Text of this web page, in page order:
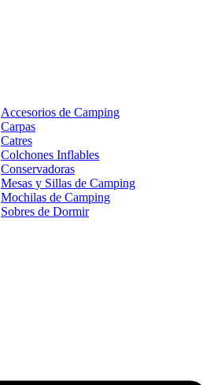
Accesorios de Camping
Carpas
Catres
Colchones Inflables
Conservadoras
Mesas y Sillas de Camping
Mochilas de Camping
Sobres de Dormir